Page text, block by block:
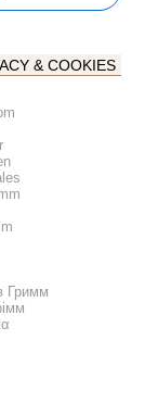
& COOKIES
Гримм